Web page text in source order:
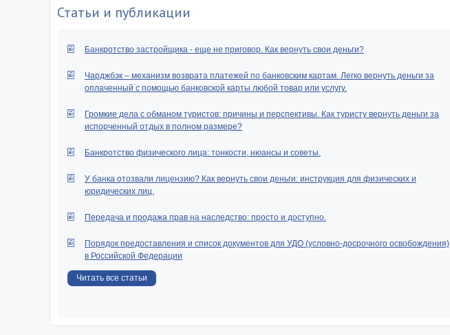
Статьи и публикации
Банкротство застройщика - еще не приговор. Как вернуть свои деньги?
Чарджбэк – механизм возврата платежей по банковским картам. Легко вернуть деньги за
оплаченный с помощью банковской карты любой товар или услугу.
Громкие дела с обманом туристов: причины и перспективы. Как туристу вернуть деньги за
испорченный отдых в полном размере?
Банкротство физического лица: тонкости, нюансы и советы.
У банка отозвали лицензию? Как вернуть свои деньги: инструкция для физических и
юридических лиц.
Передача и продажа прав на наследство: просто и доступно.
Порядок предоставления и список документов для УДО (условно-досрочного освобождения)
в Российской Федерации
Читать все статьи